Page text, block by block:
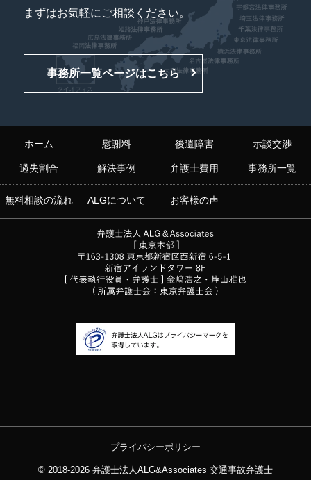
まずはお気軽にご相談ください。
事務所一覧ページはこちら
ホーム 慰謝料 後遺障害 示談交渉
過失割合 解決事例 弁護士費用 事務所一覧
無料相談の流れ ALGについて お客様の声
プライバシーポリシー
© 2018-2026 弁護士法人ALG&Associates 交通事故弁護士